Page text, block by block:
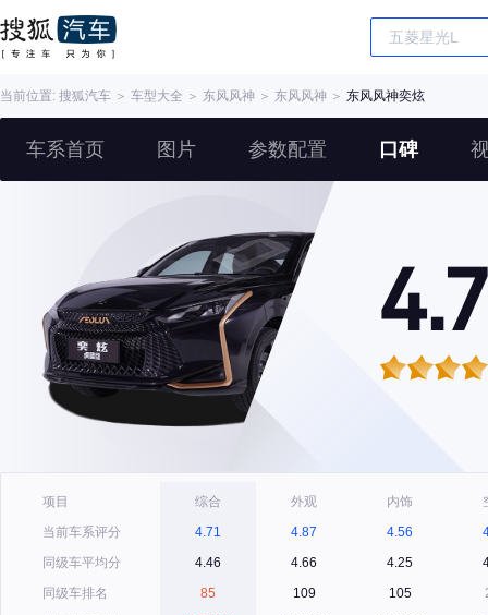
当前位置: 搜狐汽车 ＞ 车型大全 ＞ 东风风神 ＞ 东风风神 ＞ 东风风神奕炫
车系首页 图片 参数配置 口碑
项目
当前车系评分
同级车平均分
同级车排名
综合
4.71
4.46
85
外观
4.87
4.66
109
内饰
4.56
4.25
105